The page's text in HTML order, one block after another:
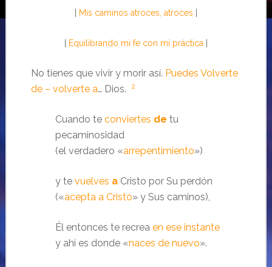
Mis caminos atroces, atroces
Equilibrando mi fe con mi práctica|
No tienes que vivir y morir así. Puedes Volverte
de – volverte a… Dios. 2
Cuando te conviertes de tu
pecaminosidad
(el verdadero «arrepentimiento»)
y te vuelves aCristo por Su perdón
(«acepta a Cristo» y Sus caminos),
Él entonces te recrea en ese instante
y ahí es donde «naces de nuevo».